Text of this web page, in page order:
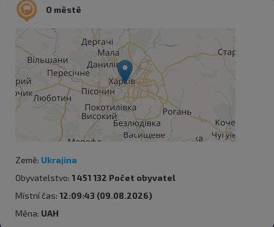
O městě
Země: Ukrajina
Obyvatelstvo: 1 451 132 Počet obyvatel
Místní čas: 12:09:43 (09.08.2026)
Měna: UAH